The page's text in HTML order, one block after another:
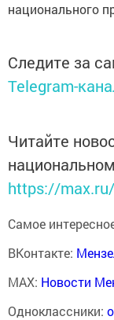
национального
Следите за
Telegram-
Читайте
https://
Самое
ВКонтакте:
MAX: Новости
Одноклассники: